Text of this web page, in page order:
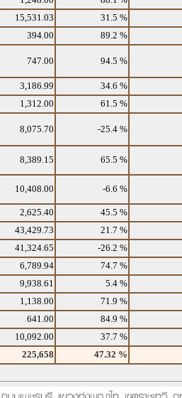
15,531.03 31.5 %
394.00 89.2 %
747.00 94.5 %
3,186.99 34.6 %
1,312.00 61.5 %
8,075.70 -25.4 %
8,389.15 65.5 %
10,408.00 -6.6 %
2,625.40 45.5 %
43,429.73 21.7 %
41,324.65 -26.2 %
6,789.94 74.7 %
9,938.61 5.4 %
1,138.00 71.9 %
641.00 84.9 %
10,092.00 37.7 %
225,658 47.32 %